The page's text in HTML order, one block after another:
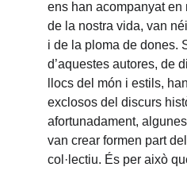
ens han acompanyat en
de la nostra vida, van
i de la ploma de dones.
d’aquestes autores, de
llocs del món i estils,
exclosos del discurs
afortunadament,
van crear formen part
col·lectiu. És per això